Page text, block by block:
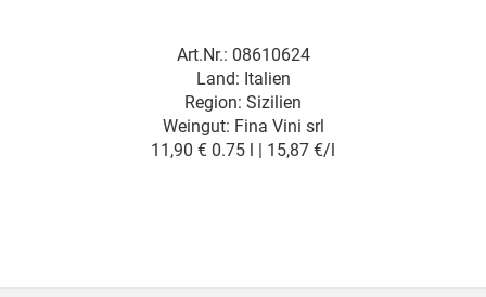
Art.Nr.: 08610624
Weingut: Fina Vini srl
Region: Sizilien
Land: Italien
11,90 € 0.75 l | 15,87 €/l